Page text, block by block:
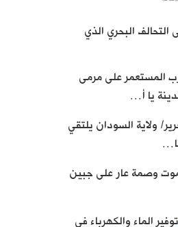
البحري الذي
المستعمر على مرمى
يا أ…
ولاية السودان يلتقي
وصمة عار على جبين
الماء والكهرباء في